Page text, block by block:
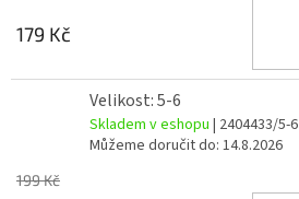
179 Kč
Velikost: 5-6
Skladem v eshopu | 2404433/5-6
Můžeme doručit do: 14.8.2026
199 Kč